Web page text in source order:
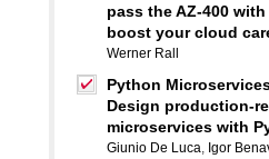
pass the AZ-400
boost your cloud
Werner Rall
Python
Design production-
microservices with
Giunio De Luca, Igor